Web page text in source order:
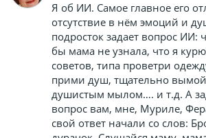
Я об ИИ. Самое главное его
отсутствие в нём эмоций и
подросток задает вопрос ИИ:
бы мама не узнала, что я
советов, типа проветри
прими душ, тщательно
душистым мылом…. и т.д. А
вопрос вам, мне, Муриле,
свой ответ начали со слов: